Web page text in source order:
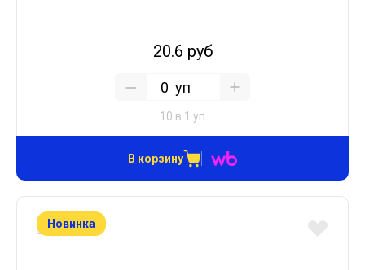
20.6 руб
уп
10 в 1 уп
В корзину
Новинка